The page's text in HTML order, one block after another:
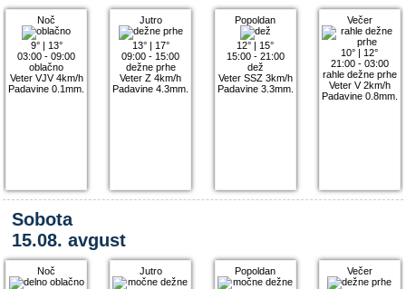
Noč
9°| 13°
03:00 - 09:00
oblačno
Veter VJV 4km/h
Padavine 0.1mm.
Jutro
13°| 17°
09:00 - 15:00
dežne prhe
Veter Z 4km/h
Padavine 4.3mm.
Popoldan
12° | 15°
15:00 - 21:00
dež
Veter SSZ 3km/h
Padavine 3.3mm.
Večer
10° | 12°
21:00 - 03:00
rahle dežne prhe
Veter V 2km/h
Padavine 0.8mm.
Sobota
15.08. avgust
Noč Jutro Popoldan Večer